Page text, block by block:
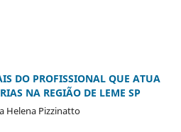
DO PROFISSIONAL QUE ATUA
NA REGIÃO DE LEME SP
Helena Pizzinatto